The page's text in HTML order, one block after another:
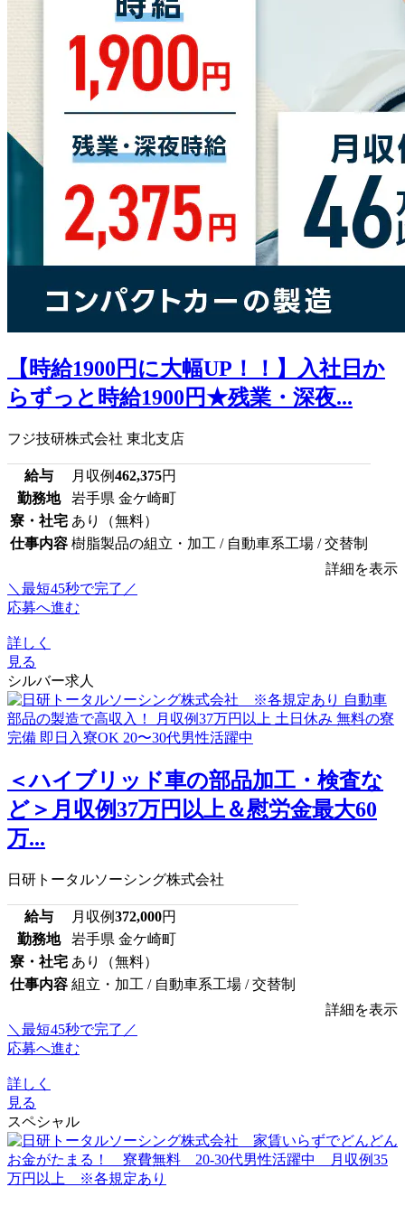
【時給1900円に大幅UP！！】入社日か
らずっと時給1900円★残業・深夜...
フジ技研株式会社 東北支店
給与 月収例462,375円
勤務地
岩手県 金ケ崎町
寮・社宅 あり（無料）
仕事内容 樹脂製品の組立・加工 / 自動車系工場 / 交替制
詳細を表示
＼最短45秒で完了／
応募へ進む
詳しく
見る
シルバー求人
＜ハイブリッド車の部品加工・検査な
ど＞月収例37万円以上＆慰労金最大60
万...
日研トータルソーシング株式会社
給与 月収例372,000円
勤務地
岩手県 金ケ崎町
寮・社宅 あり（無料）
仕事内容 組立・加工 / 自動車系工場 / 交替制
詳細を表示
＼最短45秒で完了／
応募へ進む
詳しく
見る
スペシャル